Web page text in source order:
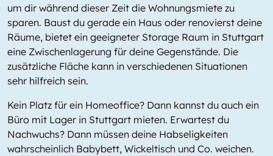
um dir während dieser Zeit die Wohnungsmiete zu
sparen. Baust du gerade ein Haus oder renovierst deine
Räume, bietet ein geeigneter Storage Raum in Stuttgart
eine Zwischenlagerung für deine Gegenstände. Die
zusätzliche Fläche kann in verschiedenen Situationen
sehr hilfreich sein.
Kein Platz für ein Homeoffice? Dann kannst du auch ein
Büro mit Lager in Stuttgart mieten. Erwartest du
Nachwuchs? Dann müssen deine Habseligkeiten
wahrscheinlich Babybett, Wickeltisch und Co. weichen.